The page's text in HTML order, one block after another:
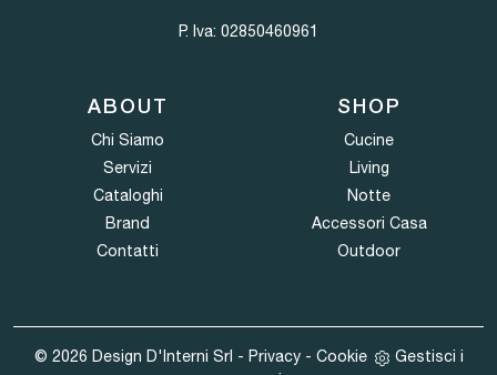
P. Iva: 02850460961
ABOUT
Chi Siamo
Servizi
Cataloghi
Brand
Contatti
SHOP
Cucine
Living
Notte
Accessori Casa
Outdoor
© 2026 Design D'Interni Srl - Privacy- Cookie
Gestisci i